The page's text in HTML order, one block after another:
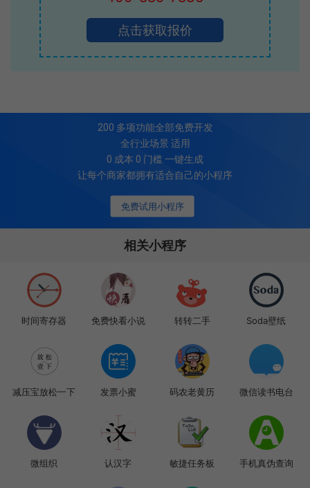
点击获取报价
免费试用小程序
200 多项功能全部免费开发
全行业场景 适用
0 成本 0 门槛 一键生成
让每个商家都拥有适合自己的小程序
相关小程序
时间寄存器 免费快看小说 转转二手 Soda壁纸
减压宝放松一下 发票小蜜 码农老黄历 微信读书电台
微组织 认汉字 敏捷任务板 手机真伪查询